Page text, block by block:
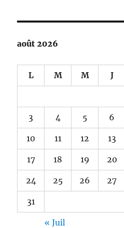
août 2026
L M M J
3 4 5 6
10 11 12 13
17 18 19 20
24 25 26 27
31
« Juil